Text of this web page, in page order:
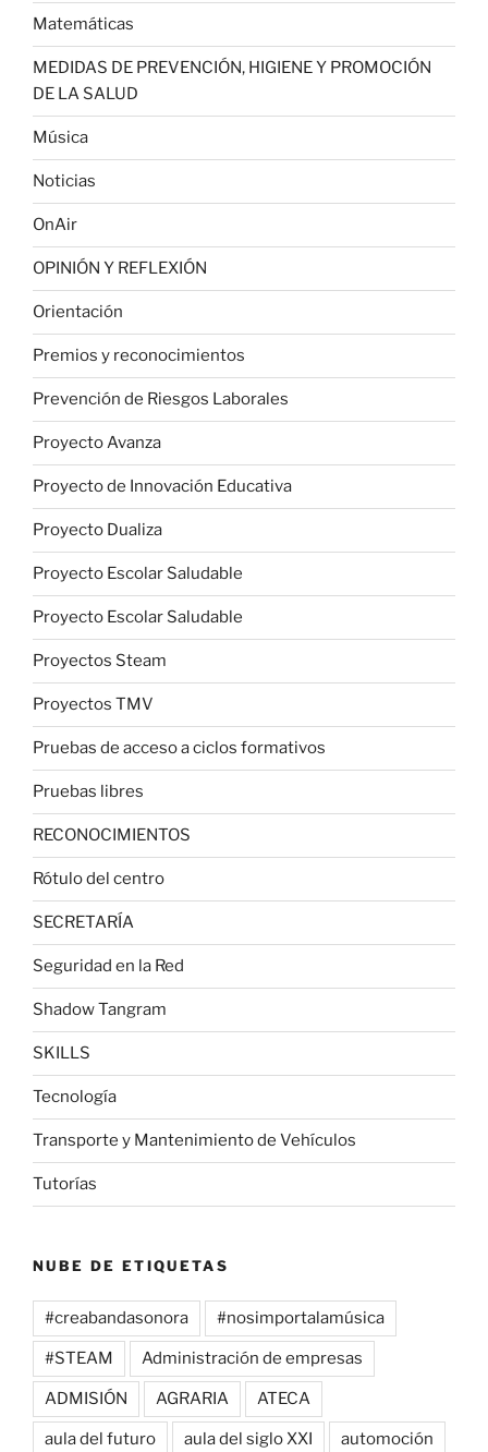
Matemáticas
MEDIDAS DE PREVENCIÓN, HIGIENE Y PROMOCIÓN
DE LA SALUD
Música
Noticias
OnAir
OPINIÓN Y REFLEXIÓN
Orientación
Premios y reconocimientos
Prevención de Riesgos Laborales
Proyecto Avanza
Proyecto de Innovación Educativa
Proyecto Dualiza
Proyecto Escolar Saludable
Proyecto Escolar Saludable
Proyectos Steam
Proyectos TMV
Pruebas de acceso a ciclos formativos
Pruebas libres
RECONOCIMIENTOS
Rótulo del centro
SECRETARÍA
Seguridad en la Red
Shadow Tangram
SKILLS
Tecnología
Transporte y Mantenimiento de Vehículos
Tutorías
NUBE DE ETIQUETAS
#creabandasonora #nosimportalamúsica
#STEAM Administración de empresas
ADMISIÓN AGRARIA ATECA
aula del futuro aula del siglo XXI automoción